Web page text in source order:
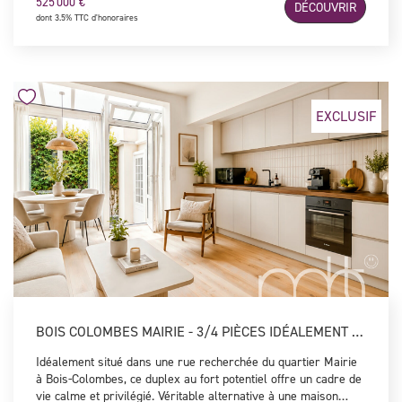
de l'ancien (parquet, moulures, cheminée). Une cuisine
indépendante, deux chambres, dont une avec dressing sur
viennent parfaire ce bien rare sur le marché, qui conjugue une
localisation premium, une luminosité exceptionnelle et tout le
cachet de l'ancien.
dont 3.5% TTC d'honoraires
DÉCOUVRIR
EXCLUSIF
BOIS COLOMBES MAIRIE - 3/4 PIÈCES IDÉALEMENT SITUÉ
Idéalement situé dans une rue recherchée du quartier Mairie
à Bois-Colombes, ce duplex au fort potentiel offre un cadre de
vie calme et privilégié. Véritable alternative à une maison